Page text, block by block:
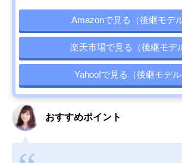
Amazonで見る（後継モデル
楽天市場で見る（後継モデ
Yahoo!で見る（後継モデル
おすすめポイント